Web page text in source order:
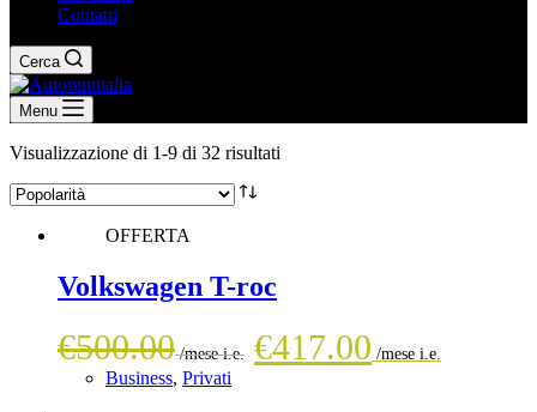
Contatti
Cerca
Menu
Visualizzazione di 1-9 di 32 risultati
OFFERTA
Volkswagen T-roc
€500.00
Il
€417.00
Business, Privati